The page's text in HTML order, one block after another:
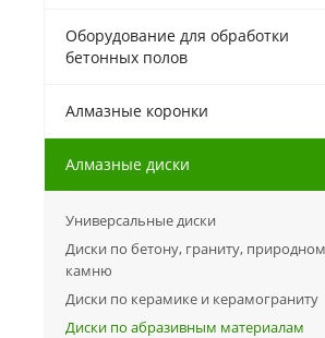
Оборудование для обработки
бетонных полов
Алмазные коронки
Алмазные диски
Универсальные диски
Диски по бетону, граниту,
камню
Диски по керамике и керамограниту
Диски по абразивным материалам